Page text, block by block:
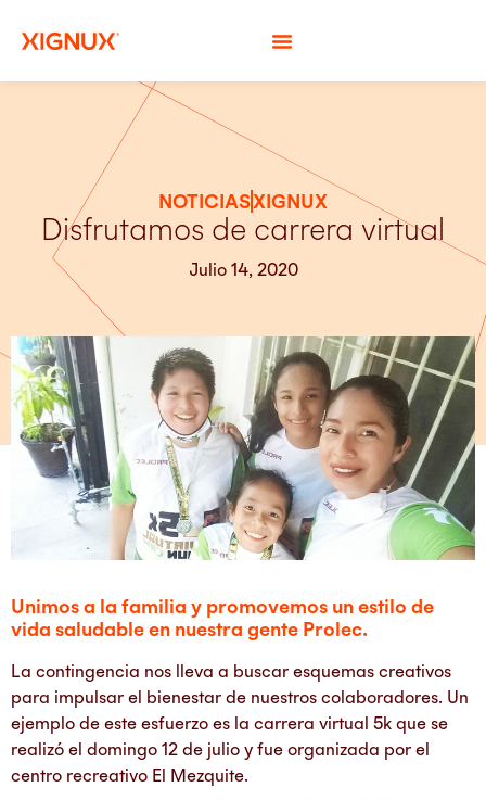
NOTICIASXIGNUX
Disfrutamos de carrera virtual
Julio 14, 2020
Unimos a la familia y promovemos un estilo de
vida saludable en nuestra gente Prolec.
La contingencia nos lleva a buscar esquemas creativos
para impulsar el bienestar de nuestros colaboradores. Un
ejemplo de este esfuerzo es la carrera virtual 5k que se
realizó el domingo 12 de julio y fue organizada por el
centro recreativo El Mezquite.